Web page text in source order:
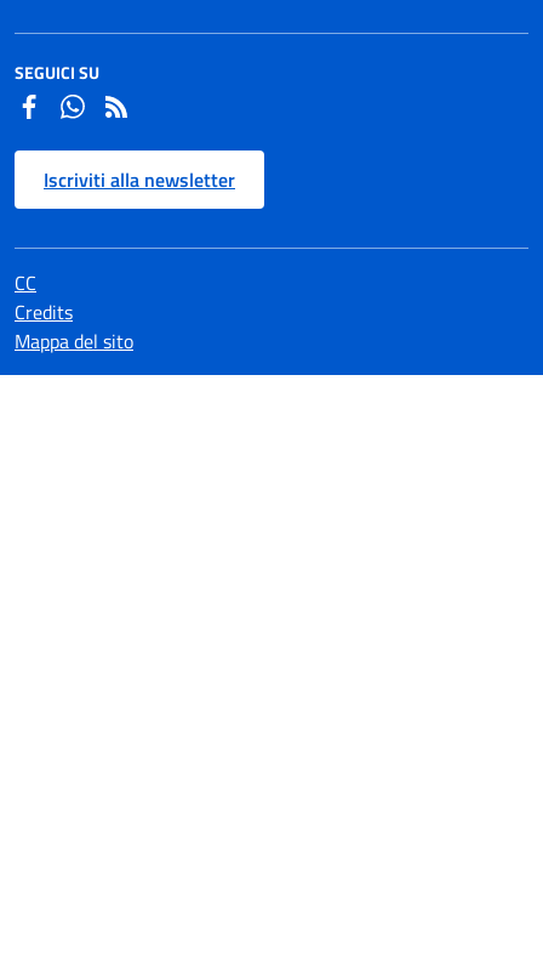
SEGUICI SU
FacebookWhatsapp
Iscriviti alla newsletter
CC
Credits
Mappa del sito